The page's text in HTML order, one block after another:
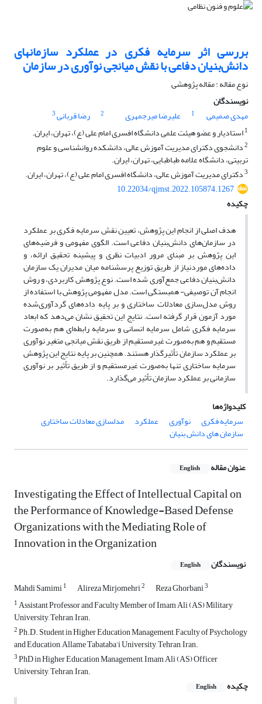
بررسی اثر سرمایه فکری در عملکرد سازمان‎های
دانش‌بنیان دفاعی با نقش میانجی نوآوری در سازمان
نوع مقاله : مقاله پژوهشی
نویسندگان
مهدی صمیمی
1 علیرضا میرجمهری 2 رضا قربانی3
1استادیار و عضو هیئت علمی دانشگاه افسری امام علی (ع)، تهران، ایران.
2دانشجوی دکترای مدیریت آموزش عالی، دانشکده روانشناسی و علوم
تربیتی، دانشگاه علامه طباطبایی، تهران، ایران.
3دکترای مدیریت آموزش عالی، دانشگاه افسری امام علی (ع)، تهران، ایران.
10.22034/qjmst.2022.105874.1267
چکیده
هدف اصلی از انجام این پژوهش، تعیین نقش سرمایه فکری بر عملکرد
در سازمان‌های دانش‌بنیان دفاعی است. الگوی مفهومی و فرضیه‌های
این پژوهش بر مبنای مرور ادبیات نظری و پیشینه تحقیق ارائه، و
داده‌های موردنیاز از طریق توزیع پرسشنامه میان مدیران یک سازمان‌
دانش‌بنیان دفاعی جمع‌آوری شده است. نوع پژوهش کاربردی، و روش
انجام آن توصیفی- همبستگی است. مدل مفهومی پژوهش با استفاده از
روش مدل‌سازی معادلات ساختاری و بر پایه داده‌های گردآوری‌شده
مورد آزمون قرار گرفته است. نتایج این تحقیق نشان می‌دهد که ابعاد
سرمایه فکری شامل سرمایه انسانی و سرمایه رابطه‌ای هم به‌صورت
مستقیم و هم به‌صورت غیرمستقیم از طریق نقش میانجی متغیر نوآوری
بر عملکرد سازمان تأثیرگذار هستند. همچنین بر پایه نتایج این پژوهش
سرمایه ساختاری تنها به‌صورت غیرمستقیم و از طریق تأثیر بر نوآوری
سازمانی بر عملکرد سازمان تأثیر می‌گذارد.
کلیدواژه‌ها
سرمایه فکری
نوآوری عملکرد مدلسازی معادلات ساختاری
سازمان های دانش بنیان
عنوان مقاله English
Investigating the Effect of Intellectual Capital on
the Performance of Knowledge-Based Defense
Organizations with the Mediating Role of
Innovation in the Organization
نویسندگان English
Mahdi Samimi1 Alireza Mirjomehri2 Reza Ghorbani3
1Assistant Professor and Faculty Member of Imam Ali (AS) Military
University, Tehran, Iran.
2Ph.D. Student in Higher Education Management, Faculty of Psychology
and Education, Allame Tabataba’i University, Tehran, Iran.
3PhD in Higher Education Management, Imam Ali (AS) Officer
University, Tehran, Iran.
چکیده
English